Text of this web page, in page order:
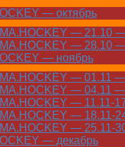
— октябрь
— 21.10
— 28.10
— ноябрь
— 01.11
— 04.11
— 11.11-
— 18.11-
— 25.11-
— декабрь